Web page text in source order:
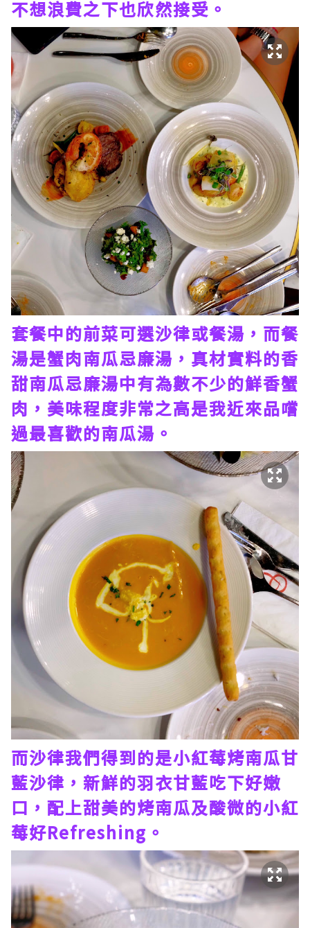
不想浪費之下也欣然接受。
套餐中的前菜可選沙律或餐湯，而餐
湯是蟹肉南瓜忌廉湯，真材實料的香
甜南瓜忌廉湯中有為數不少的鮮香蟹
肉，美味程度非常之高是我近來品嚐
過最喜歡的南瓜湯。
而沙律我們得到的是小紅莓烤南瓜甘
藍沙律，新鮮的羽衣甘藍吃下好嫩
口，配上甜美的烤南瓜及酸微的小紅
莓好Refreshing。